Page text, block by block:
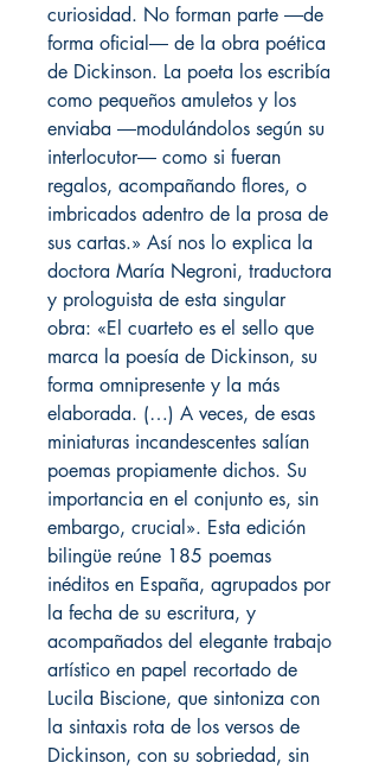
curiosidad. No forman parte ―de
forma oficial― de la obra poética
de Dickinson. La poeta los escribía
como pequeños amuletos y los
enviaba ―modulándolos según su
interlocutor― como si fueran
regalos, acompañando flores, o
imbricados adentro de la prosa de
sus cartas.» Así nos lo explica la
doctora María Negroni, traductora
y prologuista de esta singular
obra: «El cuarteto es el sello que
marca la poesía de Dickinson, su
forma omnipresente y la más
elaborada. (…) A veces, de esas
miniaturas incandescentes salían
poemas propiamente dichos. Su
importancia en el conjunto es, sin
embargo, crucial». Esta edición
bilingüe reúne 185 poemas
inéditos en España, agrupados por
la fecha de su escritura, y
acompañados del elegante trabajo
artístico en papel recortado de
Lucila Biscione, que sintoniza con
la sintaxis rota de los versos de
Dickinson, con su sobriedad, sin